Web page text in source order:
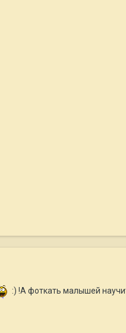
:) !А фоткать малышей